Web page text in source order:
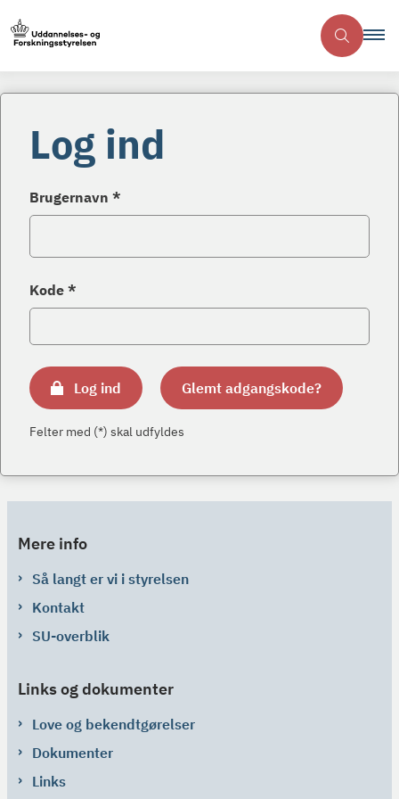
Log ind
Brugernavn *
Kode *
Log ind Glemt adgangskode?
Felter med (*) skal udfyldes
Mere info
Så langt er vi i styrelsen
Kontakt
SU-overblik
Links og dokumenter
Love og bekendtgørelser
Dokumenter
Links